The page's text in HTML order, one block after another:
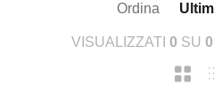
Ordina
VISUALIZZATI 0 SU 0